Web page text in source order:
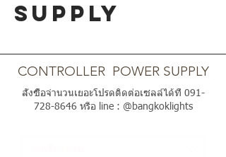
SUPPLY
CONTROLLER POWER SUPPLY
สั่งซื้อจำนวนเยอะโปรดติดต่อเซลล์ได้ที่ 091-
728-8646หรือ line : @bangkoklights